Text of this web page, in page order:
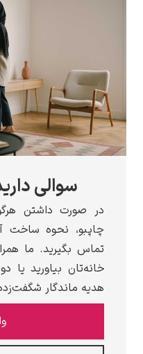
سوالی
در صورت داشتن
چاپبو، نحوه ساخت
تماس بگیرید. ما
خانه‌تان بیاورید یا
هدیه ماندگار